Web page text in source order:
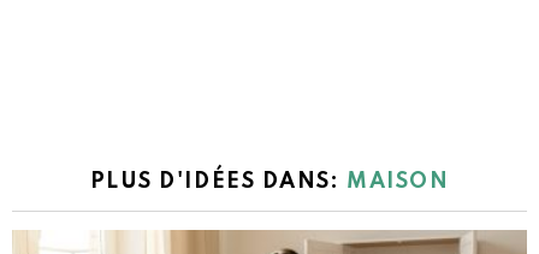
PLUS D'IDÉES DANS: MAISON